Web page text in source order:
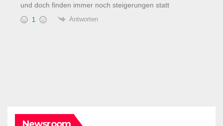
und doch finden immer noch steigerungen statt
1 Antworten